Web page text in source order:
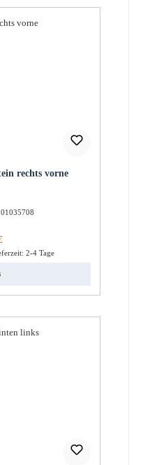
rechts vorne
01035708
Preis:
2-4 Tage